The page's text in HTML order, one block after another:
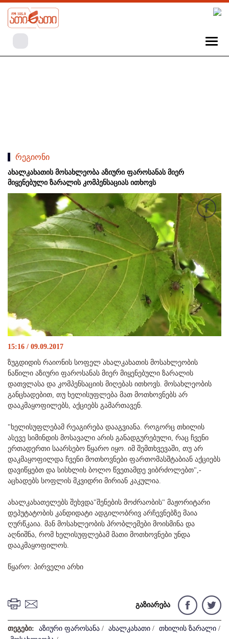
რეგიონი
ახალკახათის მოსახლეობა აზიური ფაროსანას მიერ
მიყენებული ზარალის კომპენსაციას ითხოვს
15:16 / 09.09.2017
ზუგდიდის რაიონის სოფელ ახალკახათის მოსახლეობის
ნაწილი აზიური ფაროსანას მიერ მიყენებული ზარალის
დათვლასა და კომპენსაციის მიღებას ითხოვს. მოსახლეობის
განცხადებით, თუ ხელისუფლება მათ მოთხოვნებს არ
დააკმაყოფილებს, აქციებს გამართავენ.
"ხელისუფლებამ რეაგირება დააგვიანა. როგორც თხილის
ასევე სიმინდის მოსავალი არის განადგურებული, რაც ჩვენი
ერთადერთი საარსებო წყარო იყო. იმ შემთხვევაში, თუ არ
დაკმაყოფილდა ჩვენი მოთხოვნები ფართომასშტაბიან აქციებს
დავიწყებთ და სისხლის ბოლო წვეთამდე ვიბრძოლებთ",-
აცხადებს სოფლის მკვიდრი მირიან კაკულია.
ახალკახათელებს შეხვდა"შენების მოძრაობის" მაჟორიტარი
დეპუტატობის კანდიდატი ადგილობრივ არჩევნებზე მაია
ღურწკაია. მან მოსახლეობის პრობლემები მოისმინა და
აღნიშნა, რომ ხელისუფლებამ მათი მოთხოვნები უნდა
დააკმაყოფილოს.
წყარო: პირველი არხი
გაზიარება
თეგები: აზიური ფაროსანა / ახალკახათი / თხილის ზარალი /